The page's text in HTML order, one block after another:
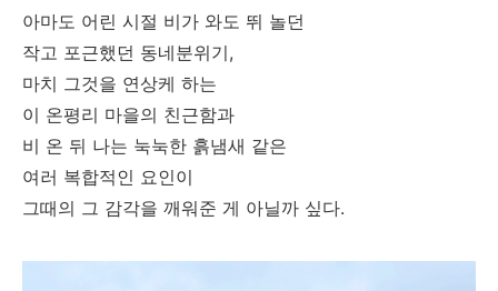
아마도 어린 시절 비가 와도 뛰 놀던
작고 포근했던 동네분위기,
마치 그것을 연상케 하는
이 온평리 마을의 친근함과
비 온 뒤 나는 눅눅한 흙냄새 같은
여러 복합적인 요인이
그때의 그 감각을 깨워준 게 아닐까 싶다.